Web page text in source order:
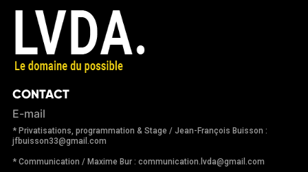
CONTACT
E-mail
* Privatisations, programmation & Stage / Jean-François Buisson :
jfbuisson33@gmail.com
* Communication / Maxime Bur : communication.lvda@gmail.com